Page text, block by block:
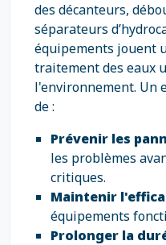
des décanteurs,
séparateurs
équipements jouent
traitement des eaux
l'environnement. Un
de :
Prévenir les
les problèmes
critiques.
Maintenir
équipements
Prolonger la